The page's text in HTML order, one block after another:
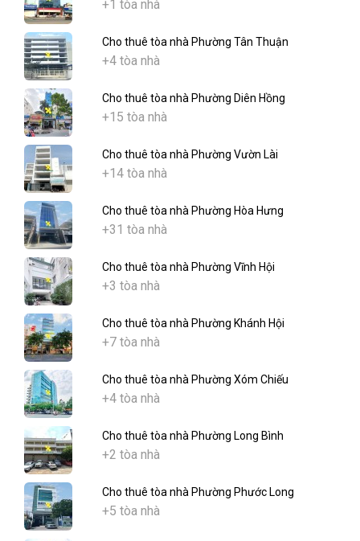
+1 tòa nhà
Cho thuê tòa nhà Phường Tân Thuận
+4 tòa nhà
Cho thuê tòa nhà Phường Diên Hồng
+15 tòa nhà
Cho thuê tòa nhà Phường Vườn Lài
+14 tòa nhà
Cho thuê tòa nhà Phường Hòa Hưng
+31 tòa nhà
Cho thuê tòa nhà Phường Vĩnh Hội
+3 tòa nhà
Cho thuê tòa nhà Phường Khánh Hội
+7 tòa nhà
Cho thuê tòa nhà Phường Xóm Chiếu
+4 tòa nhà
Cho thuê tòa nhà Phường Long Bình
+2 tòa nhà
Cho thuê tòa nhà Phường Phước Long
+5 tòa nhà